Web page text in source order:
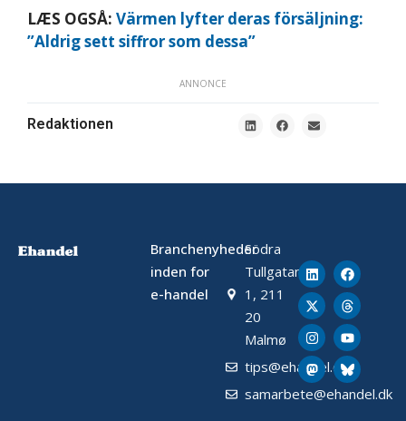
LÆS OGSÅ: Värmen lyfter deras försäljning:
”Aldrig sett siffror som dessa”
ANNONCE
Redaktionen
Branchenyheder
inden for
e-handel
Södra
Tullgatan
1, 211
20
Malmø
tips@ehandel.dk
samarbete@ehandel.dk